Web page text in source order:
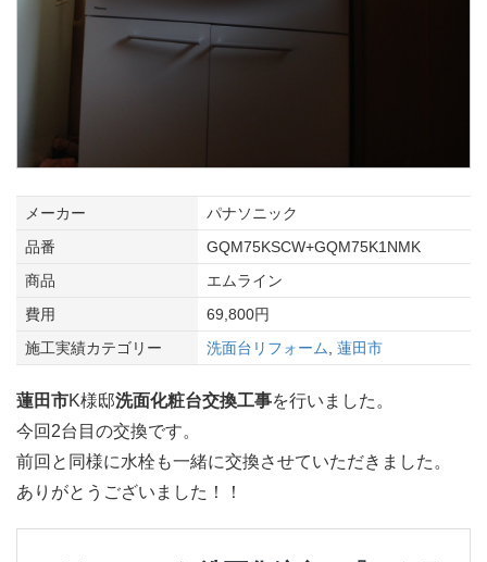
メーカー
パナソニック
品番
GQM75KSCW+GQM75K1NMK
商品
エムライン
費用
69,800円
施工実績カテゴリー
洗面台リフォーム 蓮田市
蓮田市K様邸洗面化粧台交換工事を行いました。
今回2台目の交換です。
前回と同様に水栓も一緒に交換させていただきました。
ありがとうございました！！